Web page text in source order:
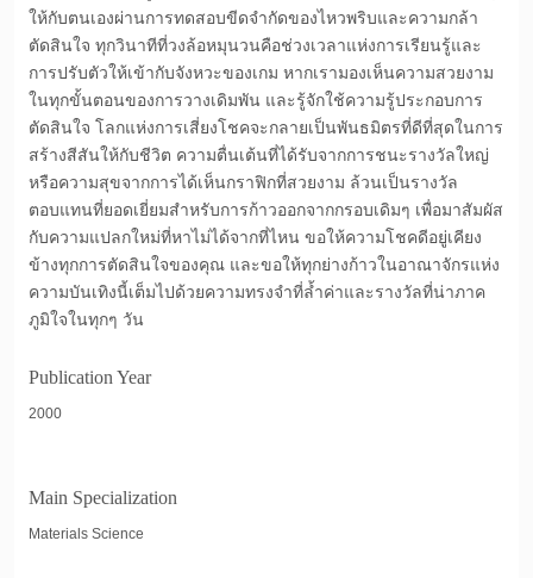
ให้กับตนเองผ่านการทดสอบขีดจำกัดของไหวพริบและความกล้า
ตัดสินใจ ทุกวินาทีที่วงล้อหมุนวนคือช่วงเวลาแห่งการเรียนรู้และ
การปรับตัวให้เข้ากับจังหวะของเกม หากเรามองเห็นความสวยงาม
ในทุกขั้นตอนของการวางเดิมพัน และรู้จักใช้ความรู้ประกอบการ
ตัดสินใจ โลกแห่งการเสี่ยงโชคจะกลายเป็นพันธมิตรที่ดีที่สุดในการ
สร้างสีสันให้กับชีวิต ความตื่นเต้นที่ได้รับจากการชนะรางวัลใหญ่
หรือความสุขจากการได้เห็นกราฟิกที่สวยงาม ล้วนเป็นรางวัล
ตอบแทนที่ยอดเยี่ยมสำหรับการก้าวออกจากกรอบเดิมๆ เพื่อมาสัมผัส
กับความแปลกใหม่ที่หาไม่ได้จากที่ไหน ขอให้ความโชคดีอยู่เคียง
ข้างทุกการตัดสินใจของคุณ และขอให้ทุกย่างก้าวในอาณาจักรแห่ง
ความบันเทิงนี้เต็มไปด้วยความทรงจำที่ล้ำค่าและรางวัลที่น่าภาค
ภูมิใจในทุกๆ วัน
Publication Year
2000
Main Specialization
Materials Science